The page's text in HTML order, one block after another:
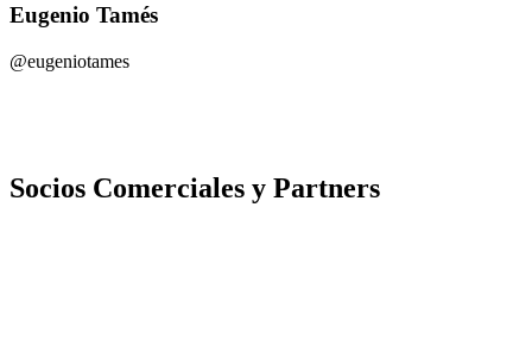
Eugenio Tamés
@eugeniotames
Socios Comerciales y Partners